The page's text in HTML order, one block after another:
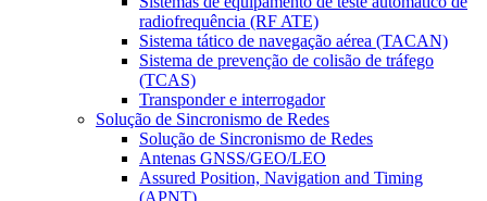
radiofrequência (RF ATE)
Sistema tático de navegação aérea (TACAN)
Sistema de prevenção de colisão de tráfego
(TCAS)
Transponder e interrogador
Solução de Sincronismo de Redes
Solução de Sincronismo de Redes
Antenas GNSS/GEO/LEO
Assured Position, Navigation and Timing